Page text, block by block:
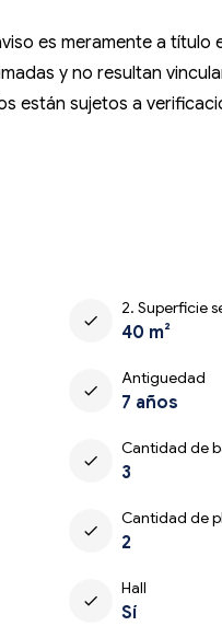
es meramente a
y no resultan
están sujetos a
check
2. Superficie
40 m²
check
Antiguedad
7 años
check
Cantidad de
3
check
Cantidad de
2
check
Hall
Sí